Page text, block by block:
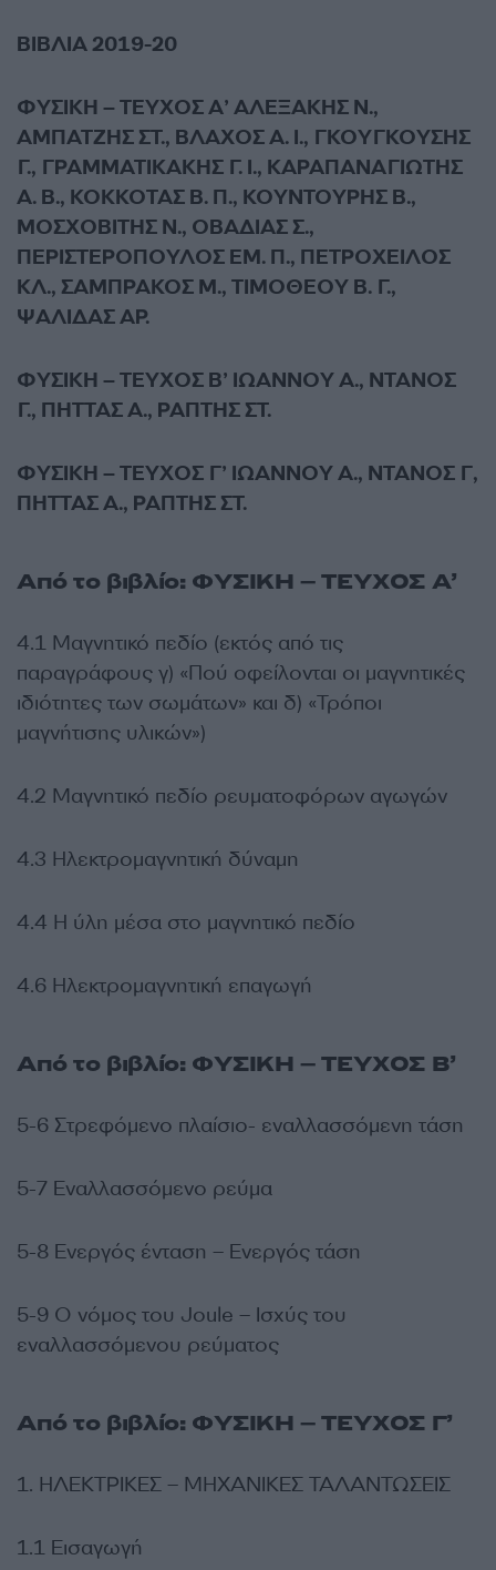
ΒΙΒΛΙΑ 2019-20
ΦΥΣΙΚΗ – ΤΕΥΧΟΣ Α’ ΑΛΕΞΑΚΗΣ Ν.,
ΑΜΠΑΤΖΗΣ ΣΤ., ΒΛΑΧΟΣ Α. Ι., ΓΚΟΥΓΚΟΥΣΗΣ
Γ., ΓΡΑΜΜΑΤΙΚΑΚΗΣ Γ. Ι., ΚΑΡΑΠΑΝΑΓΙΩΤΗΣ
Α. Β., ΚΟΚΚΟΤΑΣ Β. Π., ΚΟΥΝΤΟΥΡΗΣ Β.,
ΜΟΣΧΟΒΙΤΗΣ Ν., ΟΒΑΔΙΑΣ Σ.,
ΠΕΡΙΣΤΕΡΟΠΟΥΛΟΣ ΕΜ. Π., ΠΕΤΡΟΧΕΙΛΟΣ
ΚΛ., ΣΑΜΠΡΑΚΟΣ Μ., ΤΙΜΟΘΕΟΥ Β. Γ.,
ΨΑΛΙΔΑΣ ΑΡ.
ΦΥΣΙΚΗ – ΤΕΥΧΟΣ Β’ ΙΩΑΝΝΟΥ Α., ΝΤΑΝΟΣ
Γ., ΠΗΤΤΑΣ Α., ΡΑΠΤΗΣ ΣΤ.
ΦΥΣΙΚΗ – ΤΕΥΧΟΣ Γ’ ΙΩΑΝΝΟΥ Α., ΝΤΑΝΟΣ Γ,
ΠΗΤΤΑΣ Α., ΡΑΠΤΗΣ ΣΤ.
Από το βιβλίο: ΦΥΣΙΚΗ – ΤΕΥΧΟΣ Α’
4.1 Μαγνητικό πεδίο (εκτός από τις
παραγράφους γ) «Πού οφείλονται οι μαγνητικές
ιδιότητες των σωμάτων» και δ) «Τρόποι
μαγνήτισης υλικών»)
4.2 Μαγνητικό πεδίο ρευματοφόρων αγωγών
4.3 Ηλεκτρομαγνητική δύναμη
4.4 Η ύλη μέσα στο μαγνητικό πεδίο
4.6 Ηλεκτρομαγνητική επαγωγή
Από το βιβλίο: ΦΥΣΙΚΗ – ΤΕΥΧΟΣ Β’
5-6 Στρεφόμενο πλαίσιο- εναλλασσόμενη τάση
5-7 Εναλλασσόμενο ρεύμα
5-8 Ενεργός ένταση – Ενεργός τάση
5-9 Ο νόμος του Joule – Ισχύς του
εναλλασσόμενου ρεύματος
Από το βιβλίο: ΦΥΣΙΚΗ – ΤΕΥΧΟΣ Γ’
1. ΗΛΕΚΤΡΙΚΕΣ – ΜΗΧΑΝΙΚΕΣ ΤΑΛΑΝΤΩΣΕΙΣ
1.1 Εισαγωγή